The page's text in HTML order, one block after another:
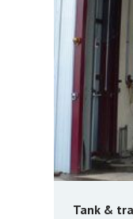
Tank &